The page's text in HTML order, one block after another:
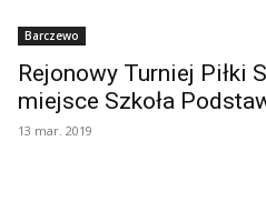
Barczewo
Rejonowy Turniej Piłki
miejsce Szkoła
13 mar. 2019